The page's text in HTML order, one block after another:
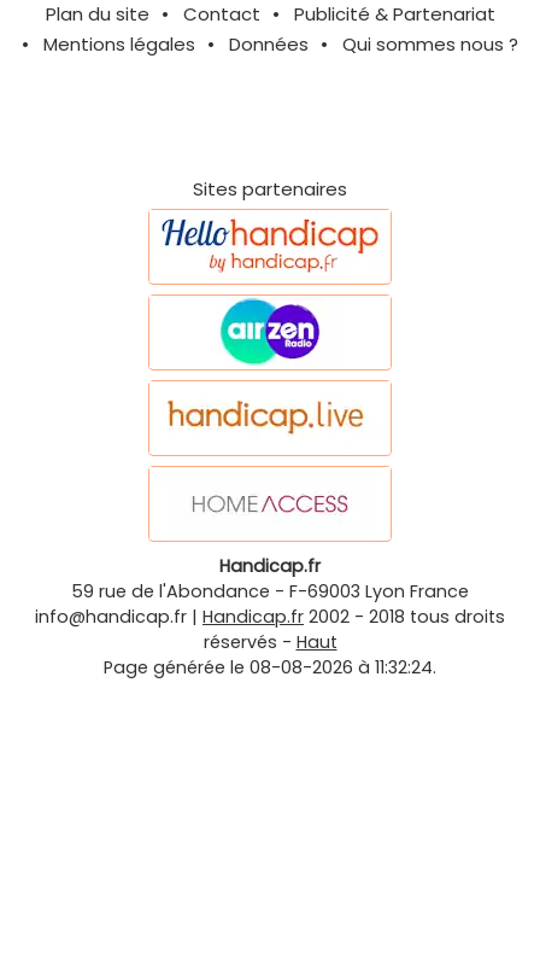
Plan du site Contact
Publicité & Partenariat
Mentions légales
Données Qui sommes nous ?
Sites partenaires
Handicap.fr
59 rue de l'Abondance - F-69003 Lyon France
info@handicap.fr | Handicap.fr 2002 - 2018 tous droits
réservés - Haut
Page générée le 08-08-2026 à 11:32:24.